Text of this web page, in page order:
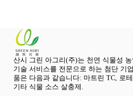
산시 그린 아그리(주)는 천연 식물성
기술 서비스를 전문으로 하는 첨단 기
품은 다음과 같습니다: 마트린 TC, 로
기타 식물 소스 살충제.